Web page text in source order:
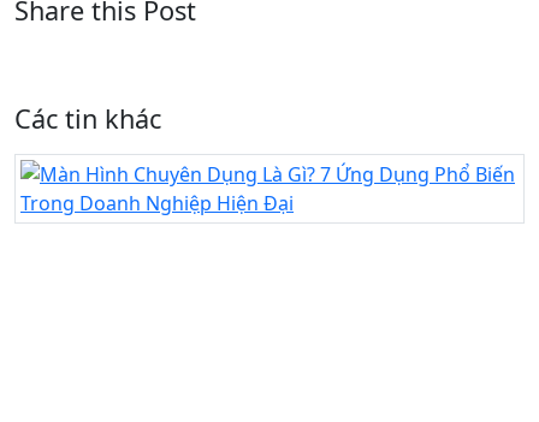
Share this Post
Các tin khác